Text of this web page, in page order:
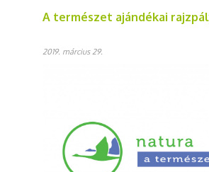
A természet ajándékai
2019. március 29.